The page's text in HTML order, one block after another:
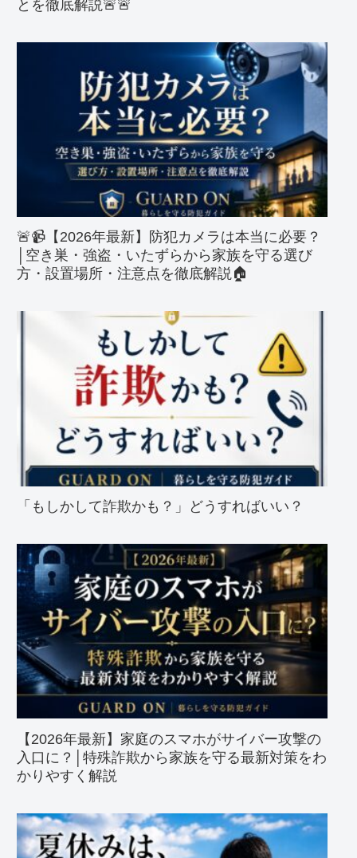
とを徹底解説🚨🚨
🚨📹【2026年最新】防犯カメラは本当に必要？
│空き巣・強盗・いたずらから家族を守る選び
方・設置場所・注意点を徹底解説🏠
「もしかして詐欺かも？」どうすればいい？
【2026年最新】家庭のスマホがサイバー攻撃の
入口に？│特殊詐欺から家族を守る最新対策をわ
かりやすく解説